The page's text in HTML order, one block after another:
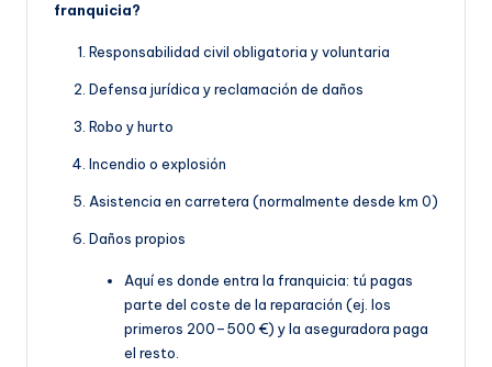
franquicia?
Responsabilidad civil obligatoria y voluntaria
Defensa jurídica y reclamación de daños
Robo y hurto
Incendio o explosión
Asistencia en carretera (normalmente desde km 0)
Daños propios
Aquí es donde entra la franquicia: tú pagas
parte del coste de la reparación (ej. los
primeros 200–500 €) y la aseguradora paga
el resto.